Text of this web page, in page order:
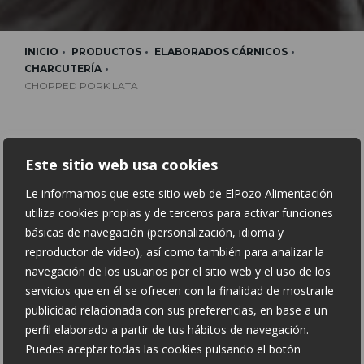
Este sitio web usa cookies
Le informamos que este sitio web de ElPozo Alimentación
utiliza cookies propias y de terceros para activar funciones
básicas de navegación (personalización, idioma y
reproductor de vídeo), así como también para analizar la
navegación de los usuarios por el sitio web y el uso de los
servicios que en él se ofrecen con la finalidad de mostrarle
publicidad relacionada con sus preferencias, en base a un
perfil elaborado a partir de tus hábitos de navegación.
Puedes aceptar todas las cookies pulsando el botón
INICIO PRODUCTOS
ELABORADOS CÁRNICOS
CHARCUTERÍA
CHOPPED PORK LATA
CHOPPED PORK LATA